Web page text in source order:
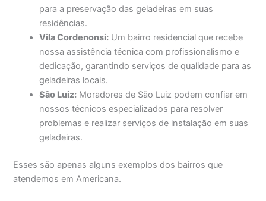
para a preservação das geladeiras em suas
residências.
Vila Cordenonsi: Um bairro residencial que recebe
nossa assistência técnica com profissionalismo e
dedicação, garantindo serviços de qualidade para as
geladeiras locais.
São Luiz: Moradores de São Luiz podem confiar em
nossos técnicos especializados para resolver
problemas e realizar serviços de instalação em suas
geladeiras.
Esses são apenas alguns exemplos dos bairros que
atendemos em Americana.